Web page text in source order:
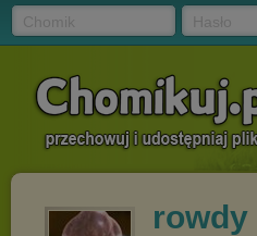
rowdy